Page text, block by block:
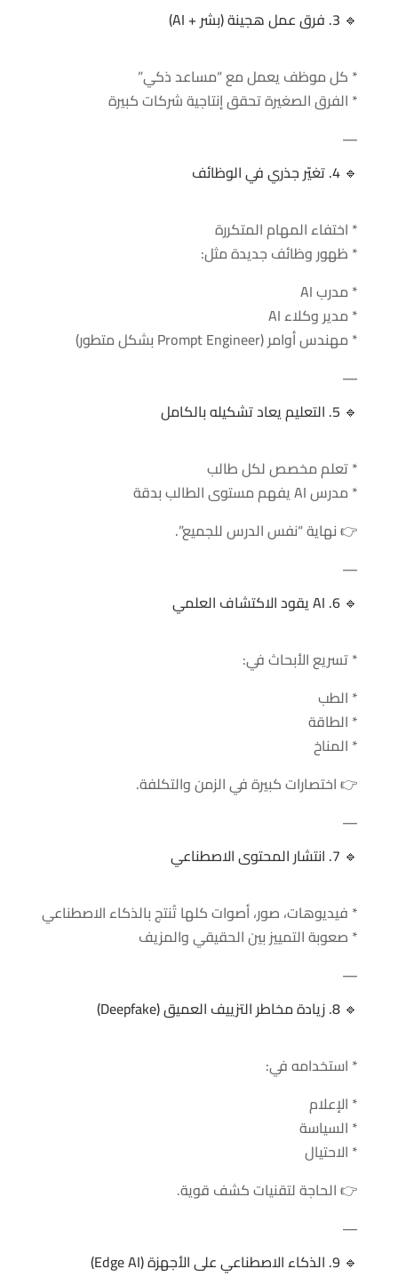
🔹 3. فرق عمل هجينة (بشر + AI)
* كل موظف يعمل مع “مساعد ذكي”
* الفرق الصغيرة تحقق إنتاجية شركات كبيرة
—
🔹 4. تغيّر جذري في الوظائف
* اختفاء المهام المتكررة
* ظهور وظائف جديدة مثل:
* مدرب AI
* مدير وكلاء AI
* مهندس أوامر (Prompt Engineer بشكل متطور)
—
🔹 5. التعليم يعاد تشكيله بالكامل
* تعلم مخصص لكل طالب
* مدرس AI يفهم مستوى الطالب بدقة
👉 نهاية “نفس الدرس للجميع”.
—
🔹 6. AI يقود الاكتشاف العلمي
* تسريع الأبحاث في:
* الطب
* الطاقة
* المناخ
👉 اختصارات كبيرة في الزمن والتكلفة.
—
🔹 7. انتشار المحتوى الاصطناعي
* فيديوهات، صور، أصوات كلها تُنتج بالذكاء الاصطناعي
* صعوبة التمييز بين الحقيقي والمزيف
—
🔹 8. زيادة مخاطر التزييف العميق (Deepfake)
* استخدامه في:
* الإعلام
* السياسة
* الاحتيال
👉 الحاجة لتقنيات كشف قوية.
—
🔹 9. الذكاء الاصطناعي على الأجهزة (Edge AI)